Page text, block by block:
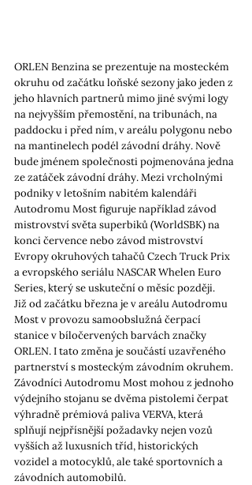
ORLEN Benzina se prezentuje na mosteckém
okruhu od začátku loňské sezony jako jeden z
jeho hlavních partnerů mimo jiné svými logy
na nejvyšším přemostění, na tribunách, na
paddocku i před ním, v areálu polygonu nebo
na mantinelech podél závodní dráhy. Nově
bude jménem společnosti pojmenována jedna
ze zatáček závodní dráhy. Mezi vrcholnými
podniky v letošním nabitém kalendáři
Autodromu Most figuruje například závod
mistrovství světa superbiků (WorldSBK) na
konci července nebo závod mistrovství
Evropy okruhových tahačů Czech Truck Prix
a evropského seriálu NASCAR Whelen Euro
Series, který se uskuteční o měsíc později.
Již od začátku března je v areálu Autodromu
Most v provozu samoobslužná čerpací
stanice v bíločervených barvách značky
ORLEN. I tato změna je součástí uzavřeného
partnerství s mosteckým závodním okruhem.
Závodníci Autodromu Most mohou z jednoho
výdejního stojanu se dvěma pistolemi čerpat
výhradně prémiová paliva VERVA, která
splňují nejpřísnější požadavky nejen vozů
vyšších až luxusních tříd, historických
vozidel a motocyklů, ale také sportovních a
závodních automobilů.